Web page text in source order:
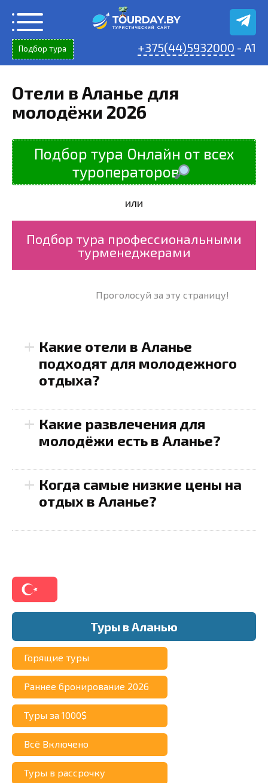
содержанию
Подбор тура +375(44)5932000 - A1
Туры в Аланью
Горящие туры
Раннее бронирование 2026
Туры за 1000$
Всё Включено
Туры в рассрочку
Отели в Аланье для
молодёжи 2026
Подбор тура Онлайн от всех
туроператоров
или
Подбор тура профессиональными
турменеджерами
Проголосуй за эту страницу!
+ Какие отели в Аланье
подходят для молодежного
отдыха?
Delphin De Luxe Resort;
Utopia World Hotel;
Quattro Beach Spa & Resort;
Kirman Sidera Luxury & Spa;
+ Какие развлечения для
молодёжи есть в Аланье?
+ Когда самые низкие цены на
отдых в Аланье?
Март - май: Весна
считается одним из
лучших времён для
посещения Аланьи. В это
время температуры уже
хороши для отдыха —
около 20-25°C, но поток
туристов еще небольшой.